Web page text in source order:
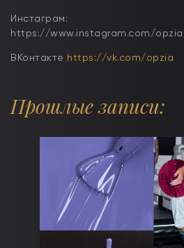
Инстаграм:
https://www.instagram.com/
ВКонтакте https://vk.com/opzia
Прошлые записи: